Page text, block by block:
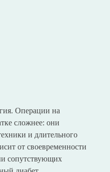
Операции на
сложнее: они
и длительного
от своевременности
сопутствующих